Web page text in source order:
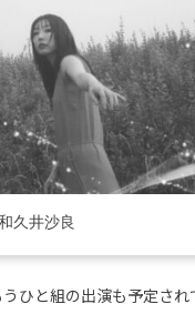
久井沙良
ひと組の出演も予定さ